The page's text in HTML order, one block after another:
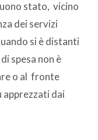
stato, vicino
dei servizi
si è distanti
spesa non è
o al fronte
dai